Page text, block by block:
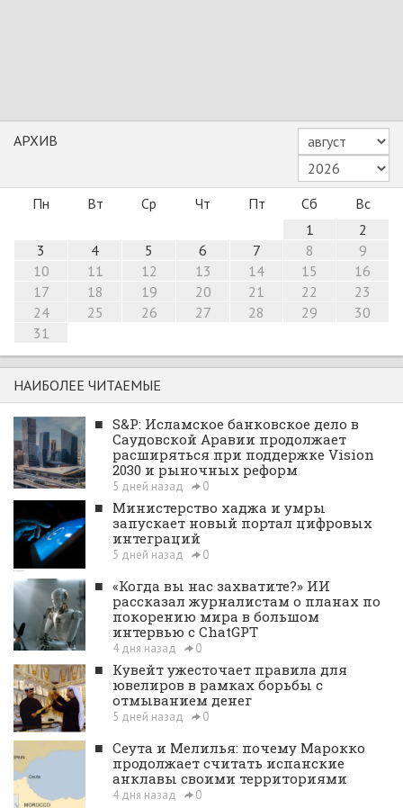
АРХИВ
Пн Вт Ср Чт Пт Сб
Вс
1
2
3
4 5 6 7 8
9
10
11 12 13 14 15
16
17
18 19 20 21 22
23
24
25 26 27 28 29
30
31
НАИБОЛЕЕ ЧИТАЕМЫЕ
■ S&P: Исламское банковское дело в
Саудовской Аравии продолжает
расширяться при поддержке Vision
2030 и рыночных реформ
5 дней назад 0
■ Министерство хаджа и умры
запускает новый портал цифровых
интеграций
5 дней назад 0
■ «Когда вы нас захватите?» ИИ
рассказал журналистам о планах по
покорению мира в большом
интервью с ChatGPT
4 дня назад 0
■ Кувейт ужесточает правила для
ювелиров в рамках борьбы с
отмыванием денег
5 дней назад 0
■ Сеута и Мелилья: почему Марокко
продолжает считать испанские
анклавы своими территориями
4 дня назад 0